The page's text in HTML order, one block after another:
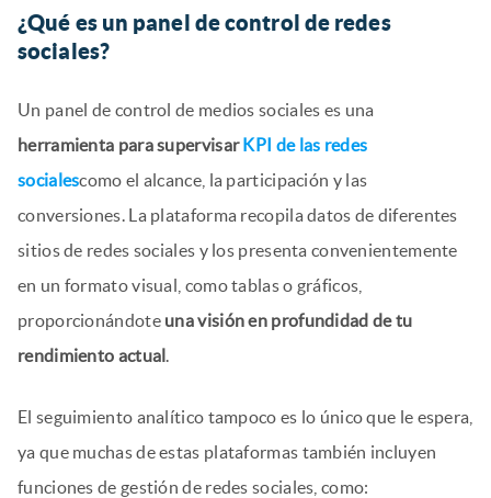
¿Qué es un panel de control de redes
sociales?
Un panel de control de medios sociales es una
herramienta para supervisarKPI de las redes
socialescomo el alcance, la participación y las
conversiones. La plataforma recopila datos de diferentes
sitios de redes sociales y los presenta convenientemente
en un formato visual, como tablas o gráficos,
proporcionándote una visión en profundidad de tu
rendimiento actual.
El seguimiento analítico tampoco es lo único que le espera,
ya que muchas de estas plataformas también incluyen
funciones de gestión de redes sociales, como: